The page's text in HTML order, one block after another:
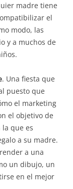
madre tiene
el
modo, las
y a muchos de
. Una fiesta que
puesto que
el marketing
el objetivo de
que es
a su madre.
a una
un dibujo, un
en el mejor